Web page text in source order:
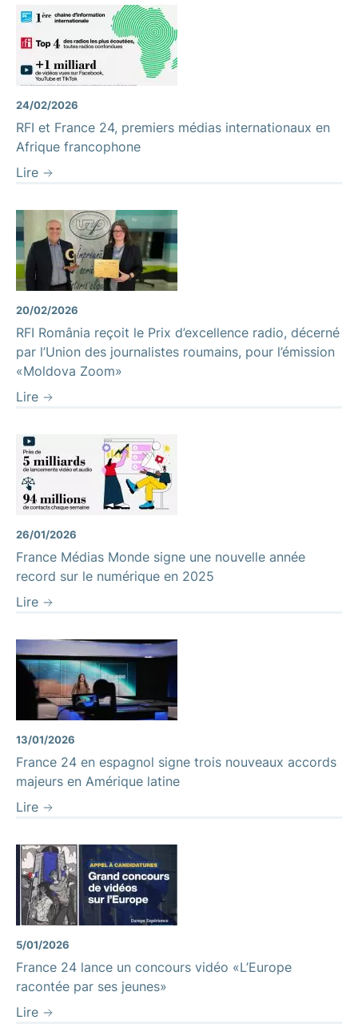
24/02/2026
RFI et France 24, premiers médias internationaux en
Afrique francophone
Lire
20/02/2026
RFI România reçoit le Prix d’excellence radio, décerné
par l’Union des journalistes roumains, pour l’émission
«Moldova Zoom»
Lire
26/01/2026
France Médias Monde signe une nouvelle année
record sur le numérique en 2025
Lire
13/01/2026
France 24 en espagnol signe trois nouveaux accords
majeurs en Amérique latine
Lire
5/01/2026
France 24 lance un concours vidéo «L’Europe
racontée par ses jeunes»
Lire